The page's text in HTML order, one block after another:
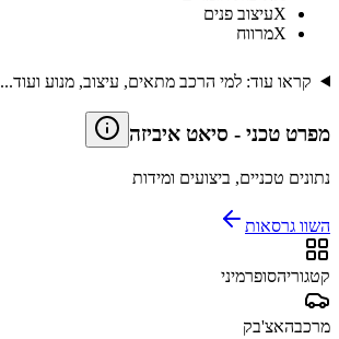
Xעיצוב פנים
Xמרווח
קראו עוד: למי הרכב מתאים, עיצוב, מנוע ועוד...
מפרט טכני - סיאט איביזה
נתונים טכניים, ביצועים ומידות
השוו גרסאות
קטגוריהסופרמיני
מרכבהאצ'בק